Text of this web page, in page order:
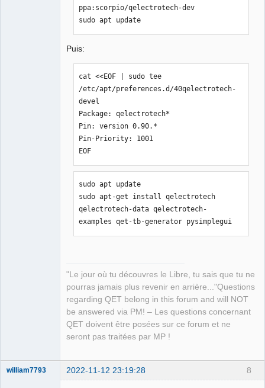
ppa:scorpio/qelectrotech-dev
sudo apt update
Puis:
cat <<EOF | sudo tee
/etc/apt/preferences.d/40qelectrotech-
devel
Package: qelectrotech*
Pin: version 0.90.*
Pin-Priority: 1001
EOF
sudo apt update
sudo apt-get install qelectrotech
qelectrotech-data qelectrotech-
examples qet-tb-generator pysimplegui
"Le jour où tu découvres le Libre, tu sais que tu ne
pourras jamais plus revenir en arrière..."Questions
regarding QET belong in this forum and will NOT
be answered via PM! – Les questions concernant
QET doivent être posées sur ce forum et ne
seront pas traitées par MP !
8
william7793 2022-11-12 23:19:28